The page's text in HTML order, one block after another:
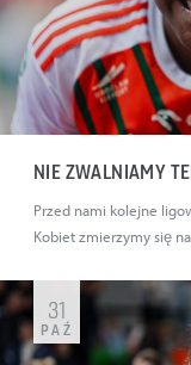
NIE ZWALNIAMY
Przed nami kolejne
Kobiet zmierzymy się
31
PAŹ